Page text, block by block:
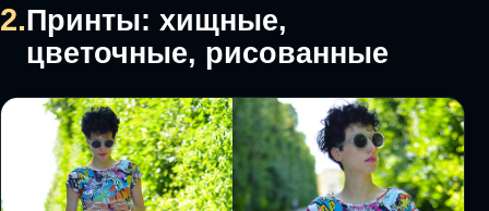
2.Принты: хищные,
цветочные, рисованные